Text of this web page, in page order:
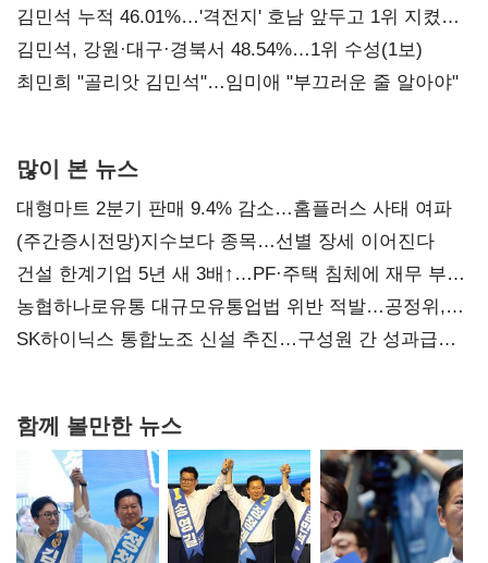
김민석 누적 46.01%…'격전지' 호남 앞두고 1위 지켰다
(2보)
김민석, 강원·대구·경북서 48.54%…1위 수성(1보)
최민희 "골리앗 김민석"…임미애 "부끄러운 줄 알아야"
많이 본 뉴스
대형마트 2분기 판매 9.4% 감소…홈플러스 사태 여파
(주간증시전망)지수보다 종목…선별 장세 이어진다
건설 한계기업 5년 새 3배↑…PF·주택 침체에 재무 부담
확대
농협하나로유통 대규모유통업법 위반 적발…공정위,
과징금 4억6200만원 부과
SK하이닉스 통합노조 신설 추진…구성원 간 성과급
함께 볼만한 뉴스